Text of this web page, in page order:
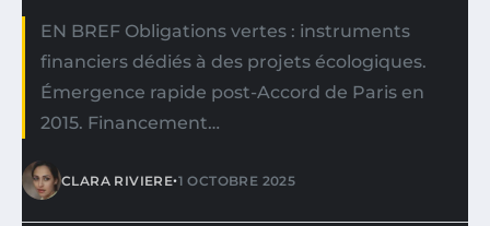
EN BREF Obligations vertes : instruments
financiers dédiés à des projets écologiques.
Émergence rapide post-Accord de Paris en
2015. Financement…
CLARA RIVIERE•1 OCTOBRE 2025